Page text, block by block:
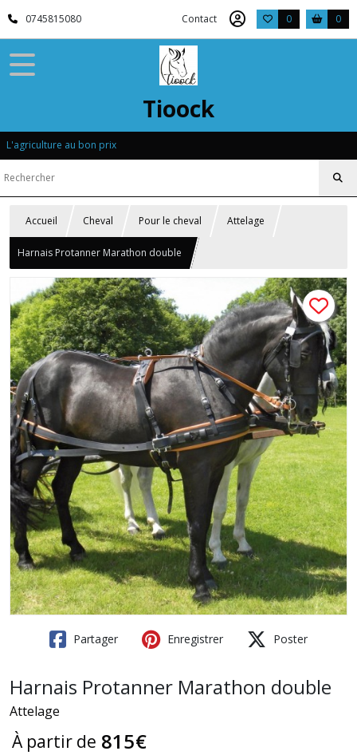
0745815080 Contact 0 0
Tioock
L'agriculture au bon prix
Accueil Cheval Pour le cheval Attelage
Harnais Protanner Marathon double
Partager Enregistrer Poster
Harnais Protanner Marathon double
Attelage
À partir de 815€